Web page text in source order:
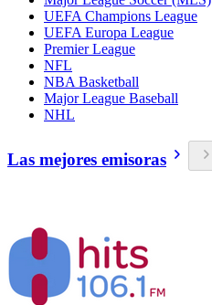
UEFA Champions League
UEFA Europa League
Premier League
NFL
NBA Basketball
Major League Baseball
NHL
Las mejores emisoras